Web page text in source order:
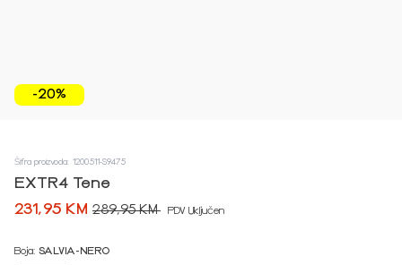
-20%
Šifra proizvoda: 1200511-S9475
EXTR4 Tene
231,95 KM 289,95 KM PDV Uključen
Boja: SALVIA-NERO